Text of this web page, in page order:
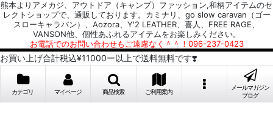
熊本よりアメカジ、アウトドア（キャンプ）ファッション,和柄アイテムのセ
レクトショップで、通販しております。カミナリ、go slow caravan（ゴー
スローキャラバン）、Aozora、Y'2 LEATHER、喜人、FREE RAGE、
VANSON他、個性あふれるアイテムをお楽しみください。
お電話でのお問い合わせもご遠慮なく＾＾！096-237-0423
お買い上げ合計税込¥11000ー以上で送料無料です❣️
カテゴリ マイページ 商品検索 ご利用案内
メールマガジン
ブログ